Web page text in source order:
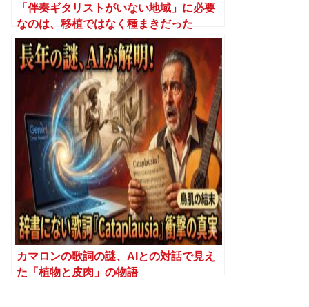
「伴奏ギタリストがいない地域」に必要
なのは、移植ではなく種まきだった
カマロンの歌詞の謎、AIとの対話で見え
た「植物と皮肉」の物語